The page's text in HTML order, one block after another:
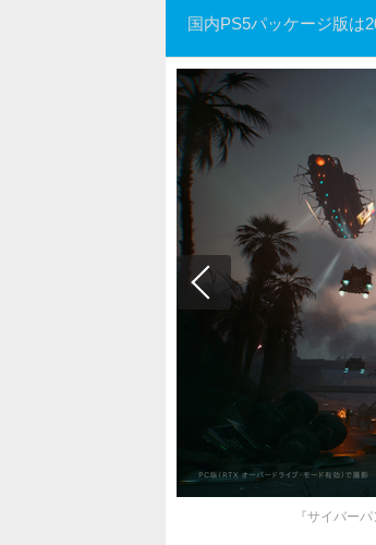
国内PS5パッケージ版は
『サイバー